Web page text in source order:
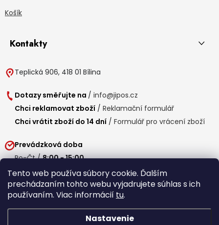
Tento web používa súbory cookie. Ďalším
prechádzaním tohto webu vyjadrujete súhlas s ich
používaním. Viac informácií tu.
Nastavenie
Košík
Kontakty
Teplická 906, 418 01 Bílina
Dotazy směřujte na / info@jipos.cz
Chci reklamovat zboží / Reklamační formulář
Chci vrátit zboží do 14 dní / Formulář pro vrácení zboží
Prevádzková doba
Po-Čt /8:00 - 15:00
Pá / 7:30 - 14:30
Obedňajšia prestávka /11:00 - 11:30